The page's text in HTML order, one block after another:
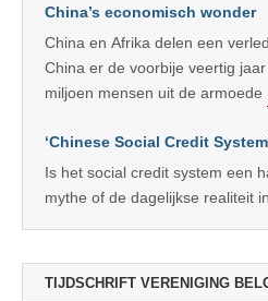
China’s economisch wonder
China en Afrika delen een
China er de voorbije veertig
miljoen mensen uit de armoede
‘Chinese Social Credit
Is het social credit system een
mythe of de dagelijkse realiteit
TIJDSCHRIFT VERENIGING